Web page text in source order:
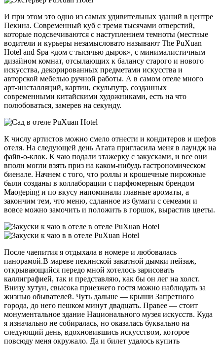
И при этом это одно из самых удивительных зданий в центре
Пекина. Современный куб с тремя тысячами отверстий,
которые подсвечиваются с наступлением темноты (местные
водители и курьеры незамысловато называют The PuXuan
Hotel and Spa «дом с тысячью дырок», с минималистичным
дизайном комнат, отсылающих к балансу старого и нового
искусства, декорированных предметами искусства и
авторской мебелью ручной работы. А в самом отеле много
арт-инсталляций, картин, скульпутр, созданных
современными китайскими художниками, есть на что
полюбоваться, замерев на секунду.
К числу артистов можно смело отнести и кондитеров и шефов
отеля. На следующей день Агата пригласила меня в лаундж на
файв-о-клок. К чаю подали этажерку с закусками, и все они
вполн могли взять приз на каком-нибудь гастрономическом
биенале. Начнем с того, что роллы и крошечные пирожные
были созданы в коллаборации с парфюмерным брендом
Maogeping и по вкусу напоминали главные ароматы, а
закончим тем, что меню, сдланное из бумаги с семеами и
вовсе можно замочить и положить в горшок, вырастив цветы.
После чаепития я отдыхала в номере и любовалась
панорамой.В мареве пекинской закатной дымки пейзаж,
открывающийся передо мной хотелось зарисовать
каллиграфией, так и представляю, как бы он лег на холст.
Внизу хутун, свысока приезжего гостя можно наблюдать за
жизнью обывателей. Чуть дальше — крыши Запретного
города, до него пешком минут двадцать. Правее — стоит
монументальное здание Национального музея искусств. Куда
я изначально не собиралась, но оказалась буквально на
следующий день, вдохновившись искусством, которое
повсюду меня окружало. Да и билет удалось купить